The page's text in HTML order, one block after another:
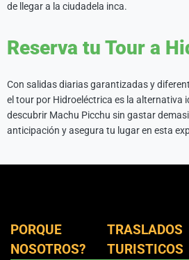
de llegar a la ciudadela inca.
Reserva tu Tour a
Con salidas diarias garantizadas y
el tour por Hidroeléctrica es la alternativa
descubrir Machu Picchu sin gastar
anticipación y asegura tu lugar en esta
PORQUE
NOSOTROS?
TRASLADOS
TURISTICOS